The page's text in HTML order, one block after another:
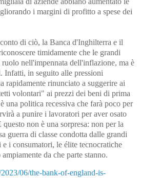
i margini di profitto a spese dei
di ciò, la Banca d'Inghilterra e il
timidamente che le grandi
ruolo nell'impennata dell'inflazione, ma è
Infatti, in seguito alle pressioni
rapidamente rinunciato a suggerire ai
volontari" ai prezzi dei beni di prima
una politica recessiva che farà poco per
a punire i lavoratori per aver osato
non è una sorpresa: non per la
guerra di classe condotta dalle grandi
i consumatori, le élite tecnocratiche
da che parte stanno.
06/the-bank-of-england-is-